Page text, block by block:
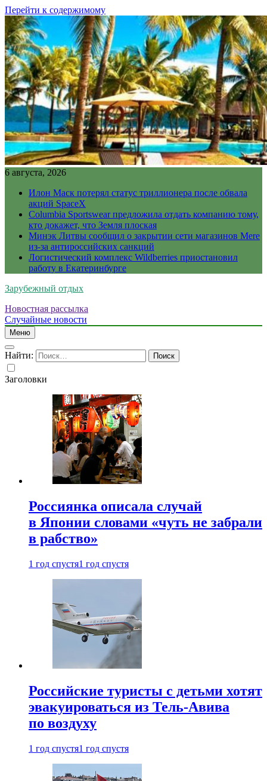
Перейти к содержимому
6 августа, 2026
Илон Маск потерял статус триллионера после обвала
акций SpaceX
Columbia Sportswear предложила отдать компанию тому,
кто докажет, что Земля плоская
Минэк Литвы сообщил о закрытии сети магазинов Mere
из-за антироссийских санкций
Логистический комплекс Wildberries приостановил
работу в Екатеринбурге
Зарубежный отдых
Новостная рассылка
Случайные новости
Меню
Найти:
Заголовки
Россиянка описала случай
в Японии словами «чуть не забрали
в рабство»
1 год спустя1 год спустя
Российские туристы с детьми хотят
эвакуироваться из Тель-Авива
по воздуху
1 год спустя1 год спустя